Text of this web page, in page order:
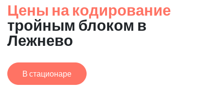
Цены на кодирование
тройным блоком в
Лежнево
В стационаре